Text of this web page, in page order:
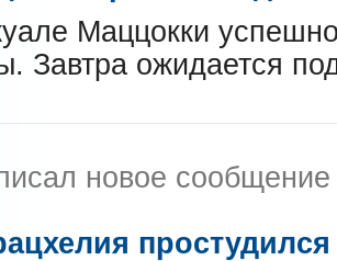
Маццокки
Завтра ожидается
новое
простудился